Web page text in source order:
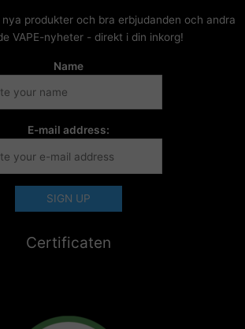
produkter och bra erbjudanden och andra
VAPE-nyheter - direkt i din inkorg!
Name
E-mail address:
Certificaten